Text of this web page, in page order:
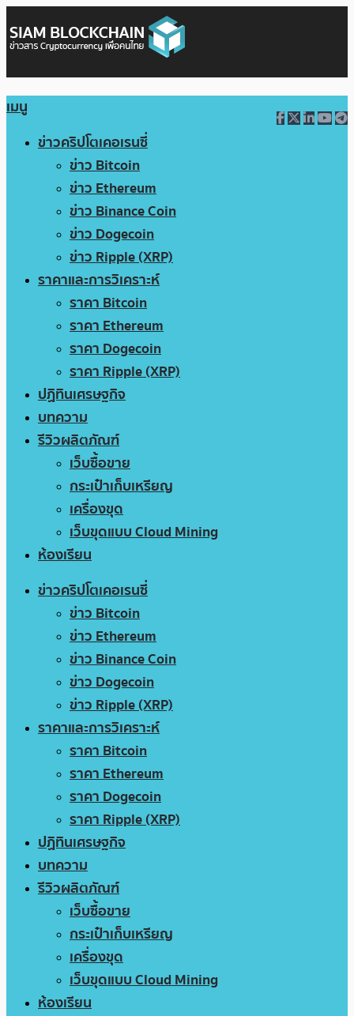
เมนู
ข่าวคริปโตเคอเรนซี่
ข่าว Bitcoin
ข่าว Ethereum
ข่าว Binance Coin
ข่าว Dogecoin
ข่าว Ripple (XRP)
ราคาและการวิเคราะห์
ราคา Bitcoin
ราคา Ethereum
ราคา Dogecoin
ราคา Ripple (XRP)
ปฏิทินเศรษฐกิจ
บทความ
รีวิวผลิตภัณฑ์
เว็บซื้อขาย
กระเป๋าเก็บเหรียญ
เครื่องขุด
เว็บขุดแบบ Cloud Mining
ห้องเรียน
ข่าวคริปโตเคอเรนซี่
ข่าว Bitcoin
ข่าว Ethereum
ข่าว Binance Coin
ข่าว Dogecoin
ข่าว Ripple (XRP)
ราคาและการวิเคราะห์
ราคา Bitcoin
ราคา Ethereum
ราคา Dogecoin
ราคา Ripple (XRP)
ปฏิทินเศรษฐกิจ
บทความ
รีวิวผลิตภัณฑ์
เว็บซื้อขาย
กระเป๋าเก็บเหรียญ
เครื่องขุด
เว็บขุดแบบ Cloud Mining
ห้องเรียน